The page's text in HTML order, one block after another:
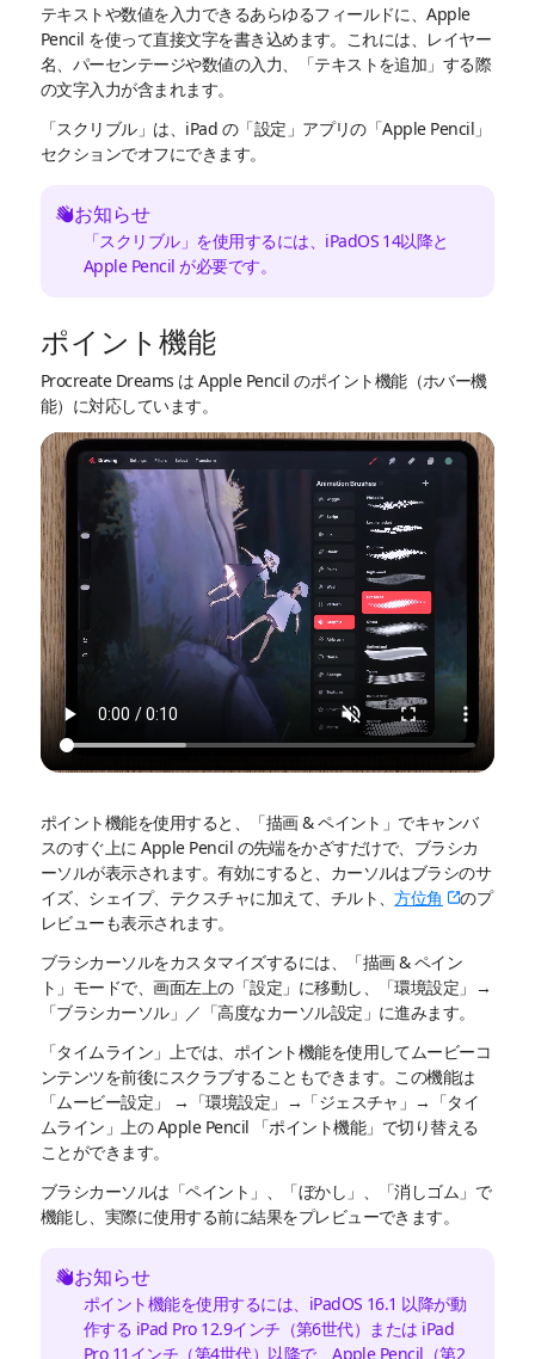
テキストや数値を入力できるあらゆるフィールドに、Apple
Pencil を使って直接文字を書き込めます。これには、レイヤー
名、パーセンテージや数値の入力、「テキストを追加」する際
の文字入力が含まれます。
「スクリブル」は、iPad の「設定」アプリの「Apple Pencil」
セクションでオフにできます。
お知らせ
「スクリブル」を使用するには、iPadOS 14以降と
Apple Pencil が必要です。
ポイント機能
Procreate Dreams は Apple Pencil のポイント機能（ホバー機
能）に対応しています。
ポイント機能を使用すると、「描画 & ペイント」でキャンバ
スのすぐ上に Apple Pencil の先端をかざすだけで、ブラシカ
ーソルが表示されます。有効にすると、カーソルはブラシのサ
イズ、シェイプ、テクスチャに加えて、チルト、方位角
のプ
レビューも表示されます。
ブラシカーソルをカスタマイズするには、「描画 & ペイン
ト」モードで、画面左上の「設定」に移動し、「環境設定」→
「ブラシカーソル」／「高度なカーソル設定」に進みます。
「タイムライン」上では、ポイント機能を使用してムービーコ
ンテンツを前後にスクラブすることもできます。この機能は
「ムービー設定」 →「環境設定」→「ジェスチャ」→「タイ
ムライン」上の Apple Pencil 「ポイント機能」で切り替える
ことができます。
ブラシカーソルは「ペイント」、「ぼかし」、「消しゴム」で
機能し、実際に使用する前に結果をプレビューできます。
お知らせ
ポイント機能を使用するには、iPadOS 16.1 以降が動
作する iPad Pro 12.9インチ（第6世代）または iPad
Pro 11インチ（第4世代）以降で、Apple Pencil（第2